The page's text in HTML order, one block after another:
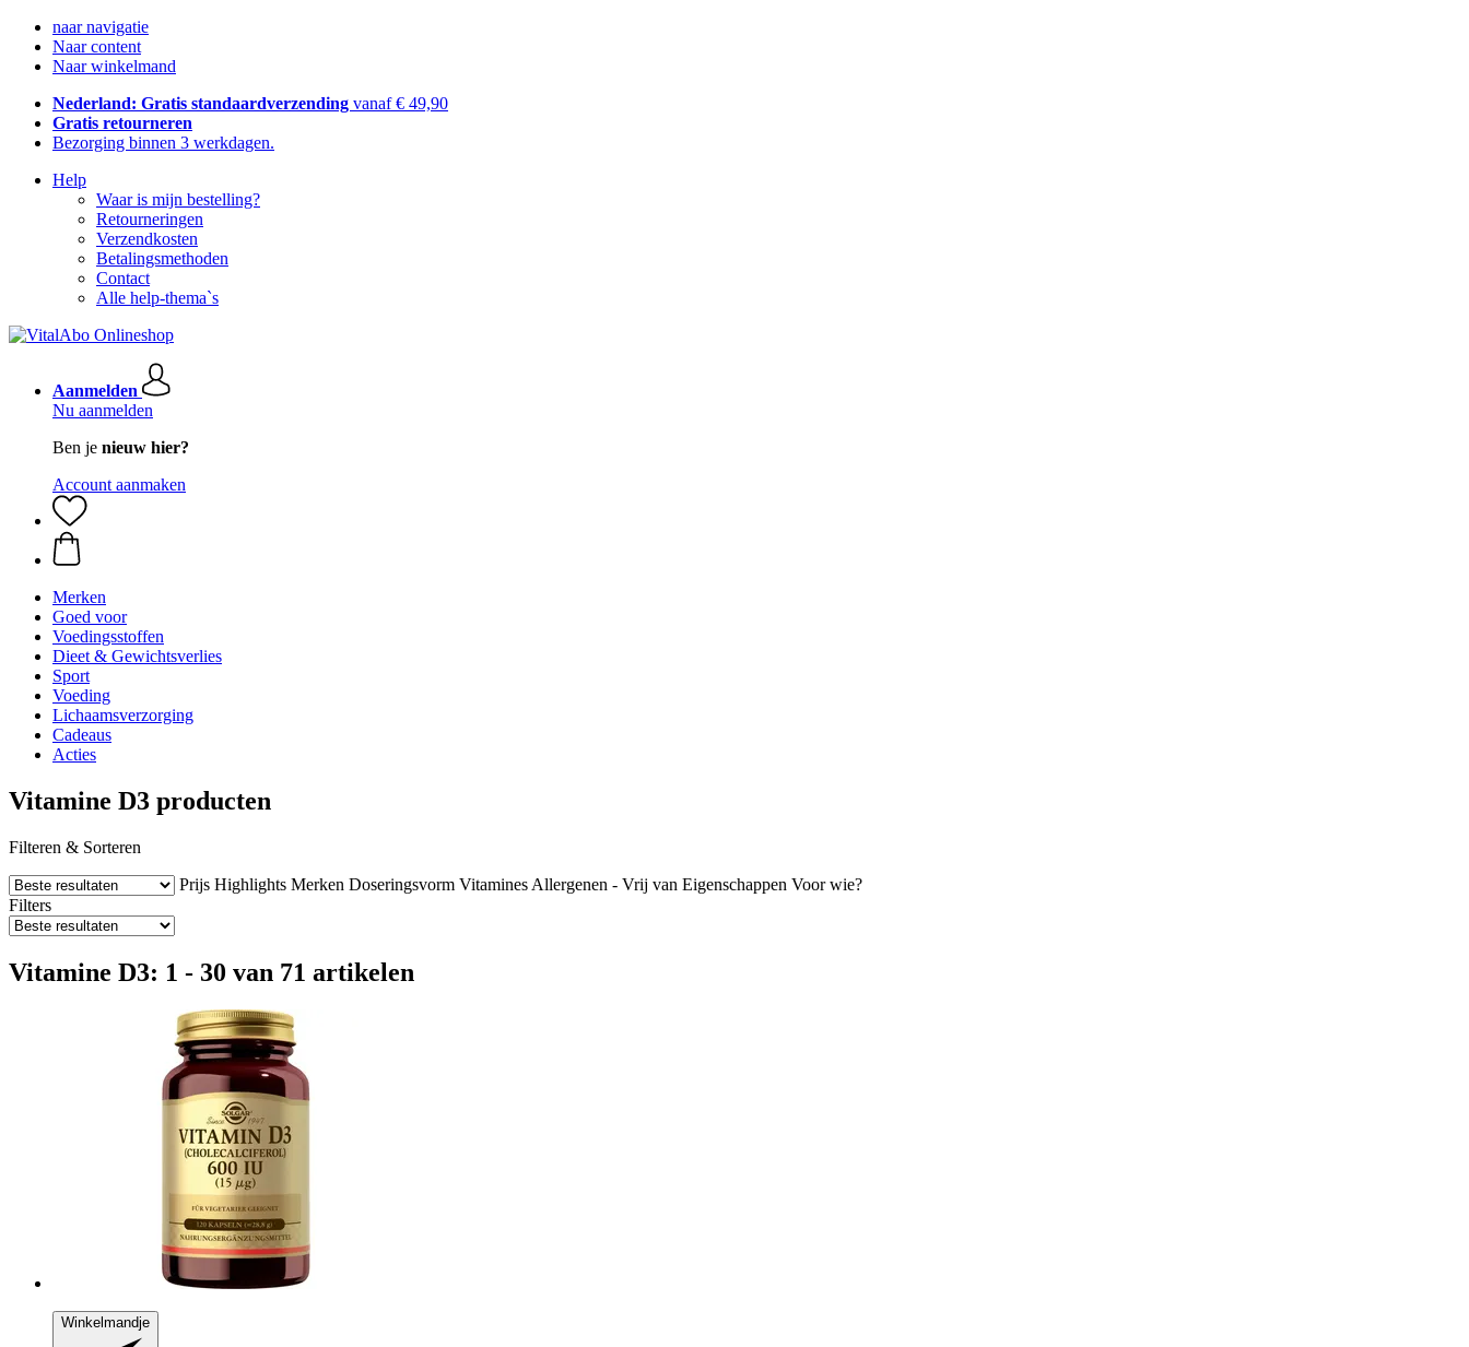
naar navigatie
Naar content
Naar winkelmand
Nederland: Gratis standaardverzending vanaf € 49,90
Gratis retourneren
Bezorging binnen 3 werkdagen.
Help
Waar is mijn bestelling?
Retourneringen
Verzendkosten
Betalingsmethoden
Contact
Alle help-thema`s
Aanmelden
Nu aanmelden
Ben je nieuw hier?
Account aanmaken
Merken
Goed voor
Voedingsstoffen
Dieet & Gewichtsverlies
Sport
Voeding
Lichaamsverzorging
Cadeaus
Acties
Vitamine D3 producten
Filteren & Sorteren
Prijs Highlights Merken Doseringsvorm Vitamines Allergenen - Vrij van Eigenschappen Voor wie?
Filters
Vitamine D3: 1 - 30 van 71 artikelen
Winkelmandje